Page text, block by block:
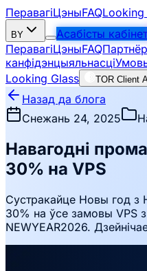
ПеравагіЦэныFAQLooking
BY Асабісты кабінет
ПеравагіЦэныFAQ
канфідэнцыяльнасці
Looking Glass
TOR Client
Назад да блога
Снежань 24, 2025
Навагодні
30% на VPS
Сустракайце Новы год з
30% на ўсе замовы VPS
NEWYEAR2026.